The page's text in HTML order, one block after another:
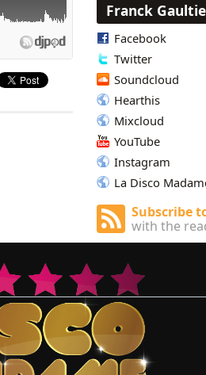
Franck
Facebook
Twitter
Soundcloud
Hearthis
Mixcloud
YouTube
Instagram
La Disco
Subscribe
with the